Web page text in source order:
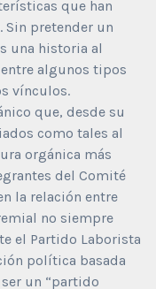
que han
Sin pretender un
una historia al
algunos tipos
vínculos.
que, desde su
como tales al
orgánica más
del Comité
la relación entre
no siempre
el Partido Laborista
política basada
un “partido